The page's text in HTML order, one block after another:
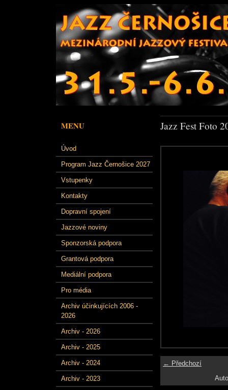
MENU
Úvod
Program Jazz Černošice 2027
Vstupenky
Kontakty
Dopravní spojení
Jazzové noviny
Sponzorská podpora
Grantová podpora
Mediální podpora
Pro média
Archiv účinkujících 2006 -
2026
Archiv - 2026
Archiv - 2025
Archiv - 2024
Archiv - 2023
Jazz Fest Foto
← Předchozí